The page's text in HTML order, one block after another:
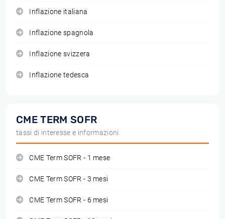
Inflazione italiana
Inflazione spagnola
Inflazione svizzera
Inflazione tedesca
CME TERM SOFR
tassi di interesse e informazioni
CME Term SOFR - 1 mese
CME Term SOFR - 3 mesi
CME Term SOFR - 6 mesi